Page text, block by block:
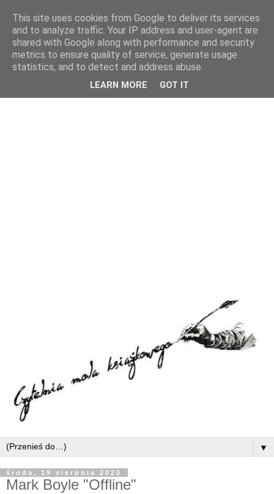
▼
środa, 19 sierpnia 2020
Mark Boyle "Offline"
This site uses cookies from Google to deliver its services
and to analyze traffic. Your IP address and user-agent are
shared with Google along with performance and security
metrics to ensure quality of service, generate usage
statistics, and to detect and address abuse.
LEARN MORE GOT IT